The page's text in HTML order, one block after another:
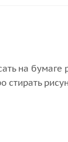
на
стирать